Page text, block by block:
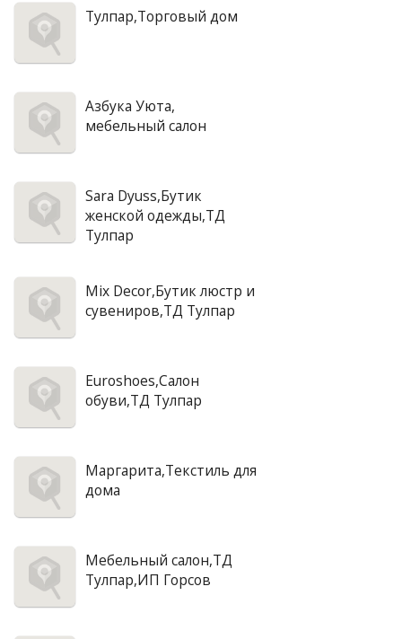
Тулпар,Торговый дом
Азбука Уюта,
мебельный салон
Sara Dyuss,Бутик
женской одежды,ТД
Тулпар
Mix Decor,Бутик люстр и
сувениров,ТД Тулпар
Euroshoes,Салон
обуви,ТД Тулпар
Маргарита,Текстиль для
дома
Мебельный салон,ТД
Тулпар,ИП Горсов